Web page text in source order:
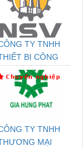
TY TNHH
BỊ CÔNG
NGHIỆP NIHON
VIỆT
TY TNHH
MẠI